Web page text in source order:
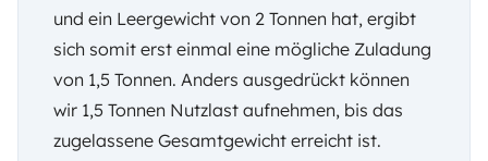
und ein Leergewicht von 2 Tonnen hat, ergibt
sich somit erst einmal eine mögliche Zuladung
von 1,5 Tonnen. Anders ausgedrückt können
wir 1,5 Tonnen Nutzlast aufnehmen, bis das
zugelassene Gesamtgewicht erreicht ist.